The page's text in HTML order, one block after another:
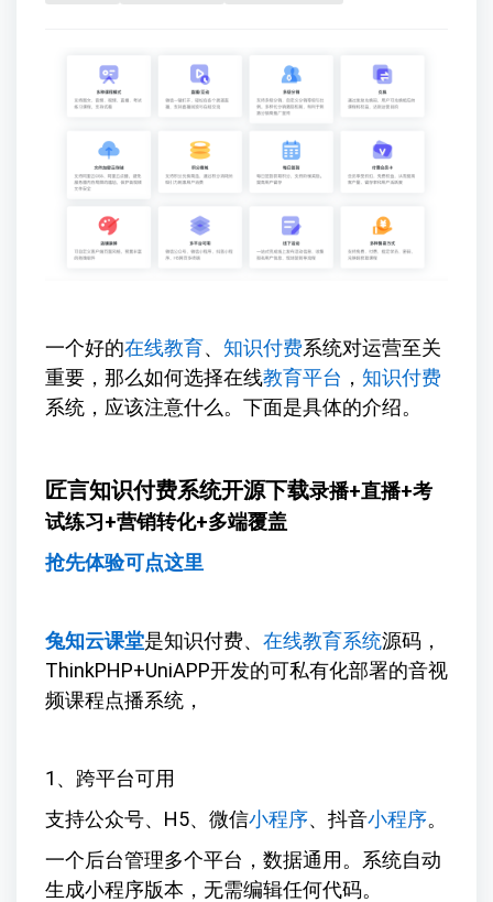
一个好的在线教育、 知识付费系统对运营至关
重要，那么如何选择在线教育平台 ， 知识付费
系统，应该注意什么。下面是具体的介绍。
匠言知识付费系统开源下载录播+直播+考
试练习+营销转化+多端覆盖
抢先体验可点这里
兔知云课堂是知识付费、 在线教育系统源码，
ThinkPHP+UniAPP开发的可私有化部署的音视
频课程点播系统，
1、跨平台可用
支持公众号、H5、微信小程序、抖音小程序。
一个后台管理多个平台，数据通用。系统自动
生成小程序版本，无需编辑任何代码。